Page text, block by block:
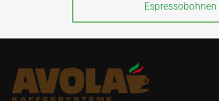
Espressobohnen